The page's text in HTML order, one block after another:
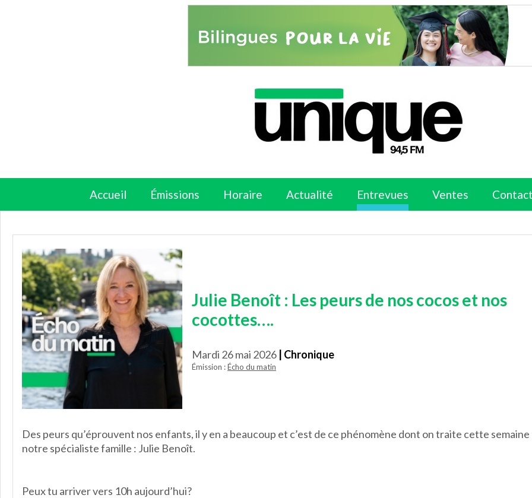
Accueil Émissions Horaire Actualité Entrevues Ventes
Julie Benoît : Les peurs de nos cocos et nos
cocottes….
Mardi 26 mai 2026 | Chronique
Émission :Écho du matin
Des peurs qu’éprouvent nos enfants, il y en a beaucoup et c’est de ce phénomène dont on traite cette semaine
notre spécialiste famille : Julie Benoît.
Peux tu arriver vers 10h aujourd’hui?